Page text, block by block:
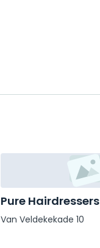
Pure Hairdressers
Van Veldekekade 10